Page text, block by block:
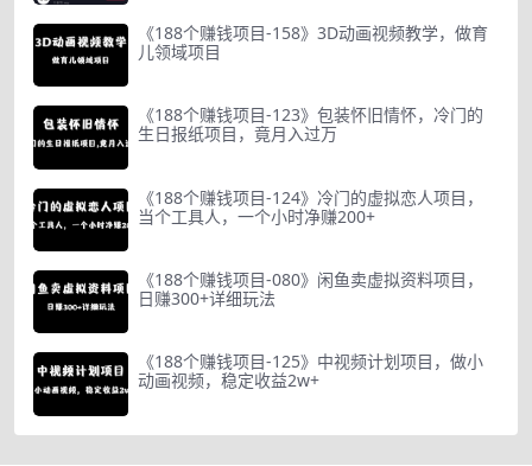
《188个赚钱项目-158》3D动画视频教学，做育
儿领域项目
《188个赚钱项目-123》包装怀旧情怀，冷门的
生日报纸项目，竟月入过万
《188个赚钱项目-124》冷门的虚拟恋人项目，
当个工具人，一个小时净赚200+
《188个赚钱项目-080》闲鱼卖虚拟资料项目，
日赚300+详细玩法
《188个赚钱项目-125》中视频计划项目，做小
动画视频，稳定收益2w+